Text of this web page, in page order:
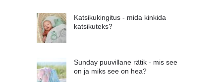
Katsikukingitus - mida kinkida
katsikuteks?
Sunday puuvillane rätik - mis see
on ja miks see on hea?